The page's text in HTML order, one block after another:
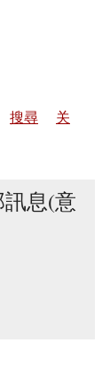
搜尋
关
息(意